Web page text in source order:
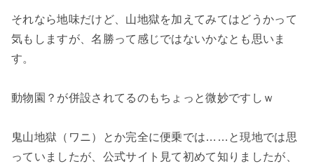
それなら地味だけど、山地獄を加えてみてはどうかって
気もしますが、名勝って感じではないかなとも思いま
す。
動物園？が併設されてるのもちょっと微妙ですしｗ
鬼山地獄（ワニ）とか完全に便乗では……と現地では思
っていましたが、公式サイト見て初めて知りましたが、